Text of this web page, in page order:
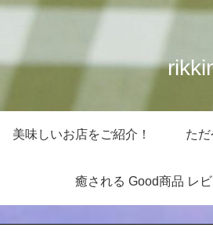
美味しいお店をご紹介！ ただ
癒される Good商品 レビ